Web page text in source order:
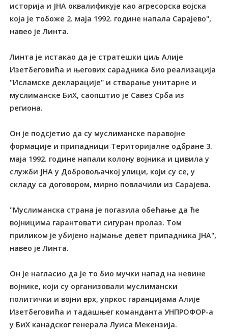
историја и ЈНА оквалификује као агресорска војска
која је тобоже 2. маја 1992. године напала Сарајево",
навео је Линта.
Линта је истакао да је стратешки циљ Алије
Изетбеговића и његових сарадника био реализација
"Исламске декларације" и стварање унитарне и
муслиманске БиХ, саопштио је Савез Срба из
региона.
Он је подсјетио да су муслиманске паравојне
формације и припадници Територијалне одбране 3.
маја 1992. године напали колону војника и цивила у
служби ЈНА у Добровољачкој улици, који су се, у
складу са договором, мирно повлачили из Сарајева.
"Муслиманска страна је погазила обећање да ће
војницима гарантовати сигуран пролаз. Том
приликом је убијено најмање девет припадника ЈНА",
навео је Линта.
Он је нагласио да је то био мучки напад на невине
војнике, који су организовали муслимански
политички и војни врх, упркос гаранцијама Алије
Изетбеговића и тадашњег команданта УНПРОФОР-а
у БиХ канадског генерала Луиса Мекензија.